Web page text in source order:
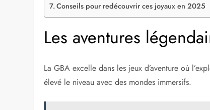
Conseils pour redécouvrir ces joyaux en 2025
Les aventures
La GBA excelle dans les jeux d’aventure où
élevé le niveau avec des mondes immersifs.